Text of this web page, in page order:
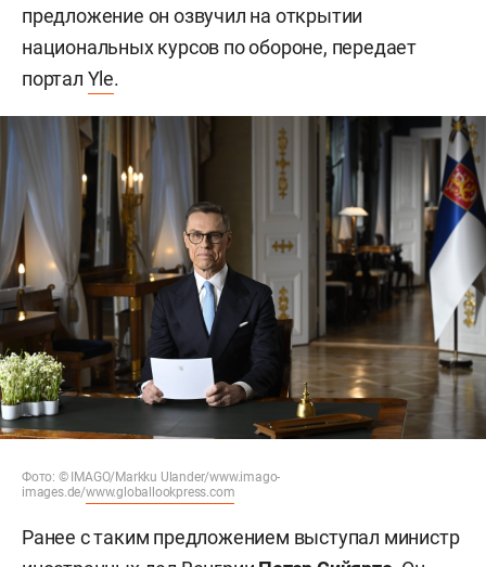
предложение он озвучил на открытии
национальных курсов по обороне, передает
портал Yle.
Фото: © IMAGO/Markku Ulander/www.imago-
images.de/www.globallookpress.com
Ранее с таким предложением выступал министр